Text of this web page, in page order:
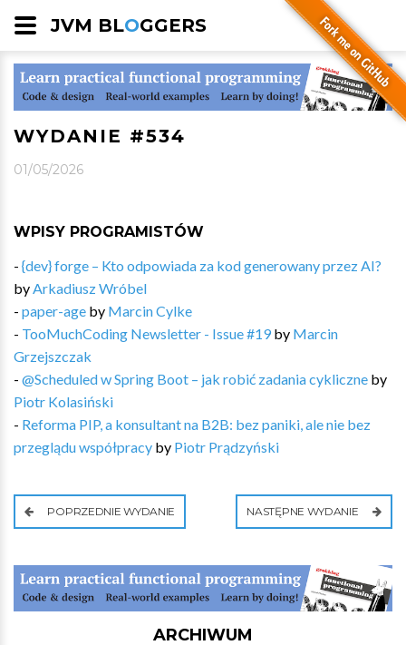
JVM BLOGGERS
WYDANIE #534
01/05/2026
WPISY PROGRAMISTÓW
- {dev} forge – Kto odpowiada za kod generowany przez AI?
by Arkadiusz Wróbel
- paper-age by Marcin Cylke
- TooMuchCoding Newsletter - Issue #19 by Marcin
Grzejszczak
- @Scheduled w Spring Boot – jak robić zadania cykliczne by
Piotr Kolasiński
- Reforma PIP, a konsultant na B2B: bez paniki, ale nie bez
przeglądu współpracy by Piotr Prądzyński
POPRZEDNIE WYDANIE NASTĘPNE WYDANIE
ARCHIWUM